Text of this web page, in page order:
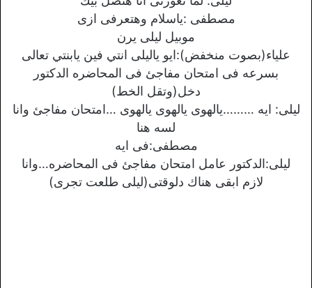
مصطفى :ياسلام وهتعرفى ازى
موبيل ليلى يرن
علياء(بصوت منخفض):ايو ياليلى انتي فين يابنتي تعالى
بسرعه فى امتحان مفاجئ فى المحاضره الدكتور
دخل(وتقل الخط)
ليلى: ايه ………يالهوى يالهوى يالهوى …امتحان مفاجئ وانا
لسه هنا
مصطفى:فى ايه
ليلى:الدكتور عامل امتحان مفاجئ فى المحاضره…وانا
لازم ابقى هناك دلوقتى(ليلى طلعت تجرى)